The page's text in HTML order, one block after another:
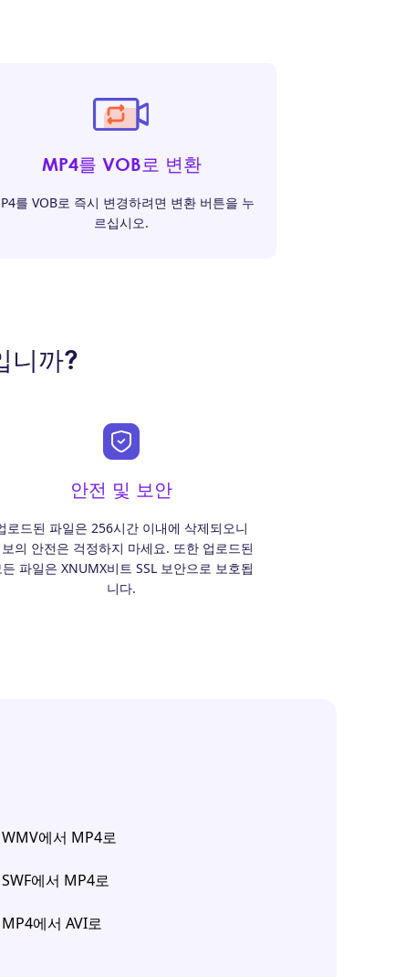
MP4를 VOB로 변환
를 VOB로 즉시 변경하려면 변환 버튼을 누
르십시오.
니까?
안전 및 보안
로드된 파일은 256시간 이내에 삭제되오니
의 안전은 걱정하지 마세요. 또한 업로드된
든 파일은 XNUMX비트 SSL 보안으로 보호됩
니다.
WMV에서 MP4로
SWF에서 MP4로
MP4에서 AVI로